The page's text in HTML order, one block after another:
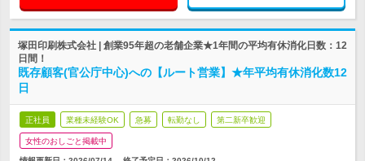
塚田印刷株式会社 | 創業95年超の老舗企業★1年間の平均有休消化日数：12
日間！
既存顧客(官公庁中心)への【ルート営業】★年平均有休消化数12
日
正社員 業種未経験OK 急募 転勤なし 第二新卒歓迎
女性のおしごと掲載中